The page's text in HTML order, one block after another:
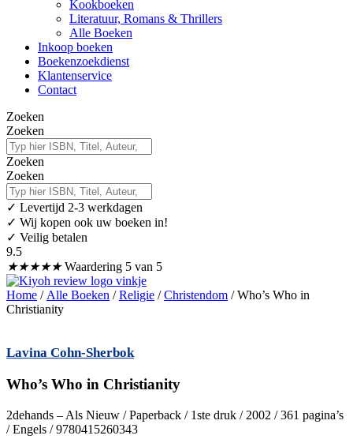
Kookboeken
Literatuur, Romans & Thrillers
Alle Boeken
Inkoop boeken
Boekenzoekdienst
Klantenservice
Contact
Zoeken
Zoeken
Zoeken
Zoeken
✓ Levertijd 2-3 werkdagen
✓ Wij kopen ook uw boeken in!
✓ Veilig betalen
9.5
★★★★★ Waardering 5 van 5
Home / Alle Boeken /Religie /Christendom / Who’s Who in
Christianity
Lavina Cohn-Sherbok
Who’s Who in Christianity
2dehands – Als Nieuw / Paperback / 1ste druk / 2002 / 361 pagina’s
/ Engels / 9780415260343